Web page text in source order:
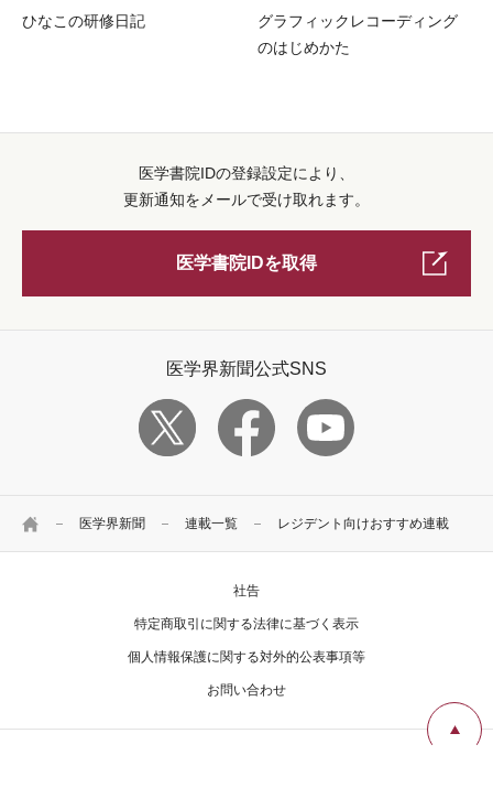
HOME 医学界新聞 連載一覧 レジデント向けおすすめ連載
ひなこの研修日記
グラフィックレコーディング
のはじめかた
医学書院IDの登録設定により、
更新通知をメールで受け取れます。
医学書院IDを取得
医学界新聞公式SNS
社告
特定商取引に関する法律に基づく表示
個人情報保護に関する対外的公表事項等
お問い合わせ